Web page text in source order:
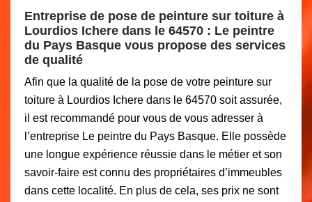
Entreprise de pose de peinture sur toiture à
Lourdios Ichere dans le 64570 : Le peintre
du Pays Basque vous propose des services
de qualité
Afin que la qualité de la pose de votre peinture sur
toiture à Lourdios Ichere dans le 64570 soit assurée,
il est recommandé pour vous de vous adresser à
l’entreprise Le peintre du Pays Basque. Elle possède
une longue expérience réussie dans le métier et son
savoir-faire est connu des propriétaires d’immeubles
dans cette localité. En plus de cela, ses prix ne sont